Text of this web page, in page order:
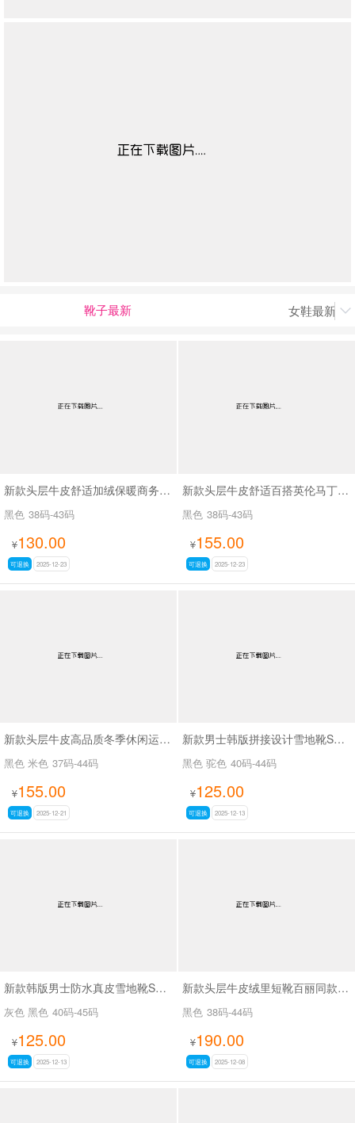
靴子最新 女鞋最新上

新款头层牛皮舒适加绒保暖商务棉皮鞋SAM180
黑色 38码-43码
¥130.00
可退换 2025-12-23
新款头层牛皮舒适百搭英伦马丁靴加绒潮鞋SAM212
黑色 38码-43码
¥155.00
可退换 2025-12-23
新款头层牛皮高品质冬季休闲运动鞋SAM190
黑色 米色 37码-44码
¥155.00
可退换 2025-12-21
新款男士韩版拼接设计雪地靴SA3280
黑色 驼色 40码-44码
¥125.00
可退换 2025-12-13
新款韩版男士防水真皮雪地靴SA1308
灰色 黑色 40码-45码
¥125.00
可退换 2025-12-13
新款头层牛皮绒里短靴百丽同款136
黑色 38码-44码
¥190.00
可退换 2025-12-08